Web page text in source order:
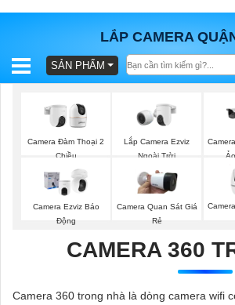
LẮP CAMERA
BÁO
TRỌN
SẢN
TƯ
SẢN PHẨM
Camera Đàm Thoại 2
Chiều
Lắp Camera Ezviz
Ngoài Trời
Camera Ezviz Báo
Động
Camera Quan Sát Giá
Rẻ
CAMERA 360
Camera 360 trong nhà là dòng camera wifi